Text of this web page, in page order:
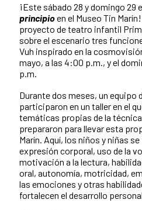
¡Este sábado 28 y domingo 29
principioen el Museo Tin
proyecto de teatro infantil
sobre el escenario tres
Vuh inspirado en la
mayo, a las 4:00 p.m., y el
p.m.
Durante dos meses, un equipo
participaron en un taller en el
temáticas propias de la
prepararon para llevar esta
Marín. Aquí, los niños y niñas
expresión corporal, uso de la
motivación a la lectura,
oral, autonomía, motricidad,
las emociones y otras
fortalecen el desarrollo personal.